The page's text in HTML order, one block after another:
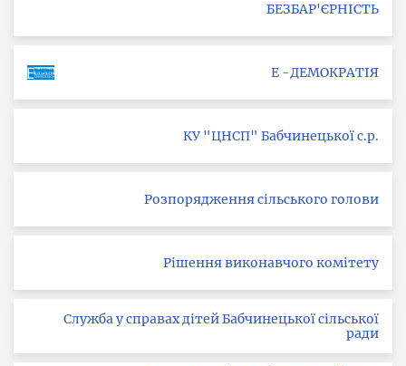
БЕЗБАР'ЄРНІСТЬ
Е -ДЕМОКРАТІЯ
КУ "ЦНСП" Бабчинецької с.р.
Розпорядження сільського голови
Рішення виконавчого комітету
Служба у справах дітей Бабчинецької сільської
ради